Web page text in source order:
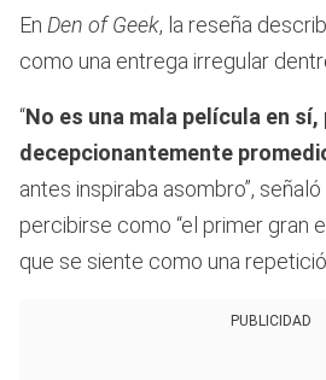
En Den of Geek, la reseña
como una entrega irregular
“No es una mala película en sí,
decepcionantemente
antes inspiraba asombro”,
percibirse como “el primer gran
que se siente como una
PUBLICIDAD